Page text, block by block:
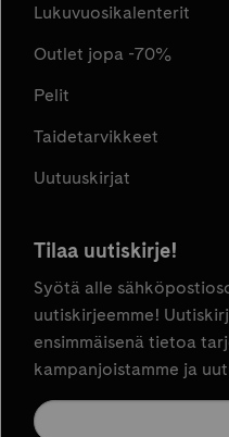
Lukuvuosikalenterit
Outlet jopa -70%
Pelit
Taidetarvikkeet
Uutuuskirjat
Tilaa uutiskirje!
Syötä alle
uutiskirjeemme!
ensimmäisenä tietoa
kampanjoistamme ja